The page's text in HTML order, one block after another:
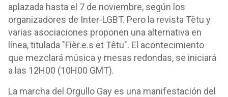
aplazada hasta el 7 de noviembre, según los
organizadores de Inter-LGBT. Pero la revista Têtu y
varias asociaciones proponen una alternativa en
línea, titulada "Fièr.e.s et Têtu". El acontecimiento
que mezclará música y mesas redondas, se iniciará
a las 12H00 (10H00 GMT).
La marcha del Orgullo Gay es una manifestación del